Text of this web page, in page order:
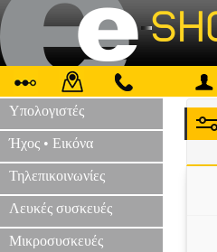
Υπολογιστές
Ήχος • Εικόνα
Τηλεπικοινωνίες
Λευκές συσκευές
Μικροσυσκευές